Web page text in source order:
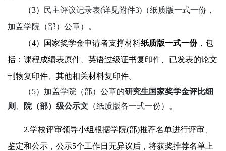
（3） 民主评议记录表(详见附件3)（纸质版一式一份，
加盖学院（部）公章）
。
（4）国家奖学金申请者支撑材料纸质版一式一份，包
括： 课程成绩表原件、 英语过级证书复印件
已发表的论文
刊物复印件
其他相关材料复印件。
（5）加盖学院（部）公章的研究生国家奖学金评比细
则
院（部）级公示文 （纸质版各一式一份）。
2.学校评审领导小组根据学院(部)推荐名单进行评审、
鉴定和公示 ， 公示5个工作日无异议后，将获奖推荐名单上